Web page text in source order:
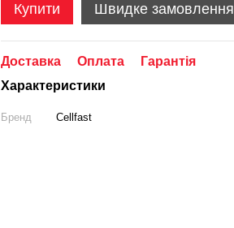
Купити Швидке замовлення
Доставка Оплата
Гарантія
Характеристики
Бренд Cellfast